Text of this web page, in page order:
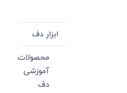
ابزار دف
محصولات
آموزشی
دف